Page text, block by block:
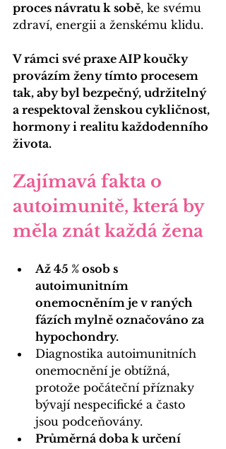
proces návratu k sobě, ke svému
zdraví, energii a ženskému klidu.
V rámci své praxe AIP koučky
provázím ženy tímto procesem
tak, aby byl bezpečný, udržitelný
a respektoval ženskou cykličnost,
hormony i realitu každodenního
života.
Zajímavá fakta o
autoimunitě, která by
měla znát každá žena
Až 45 % osob s
autoimunitním
onemocněním je v raných
fázích mylně označováno za
hypochondry.
Diagnostika autoimunitních
onemocnění je obtížná,
protože počáteční příznaky
bývají nespecifické a často
jsou podceňovány.
Průměrná doba k určení